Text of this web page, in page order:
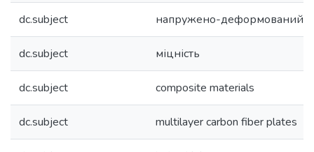
dc.subject напружено-деформований
dc.subject міцність
dc.subject composite materials
dc.subject multilayer carbon fiber plates